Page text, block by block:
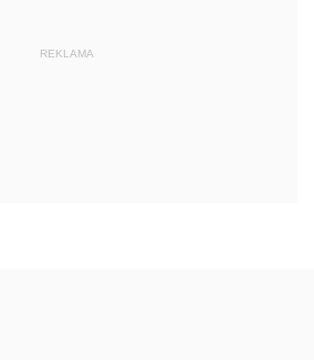
REKLAMA